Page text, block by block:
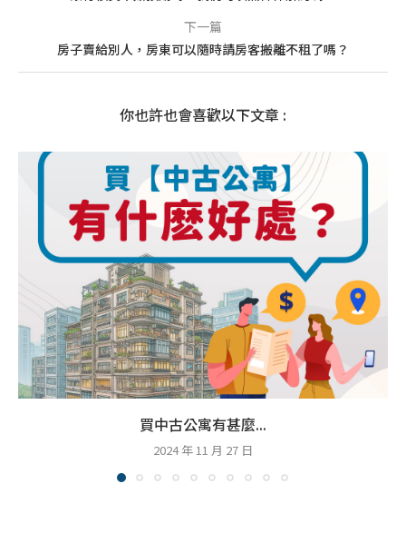
下一篇
房子賣給別人，房東可以隨時請房客搬離不租了嗎？
你也許也會喜歡以下文章 :
買中古公寓有甚麼...
2024 年 11 月 27 日